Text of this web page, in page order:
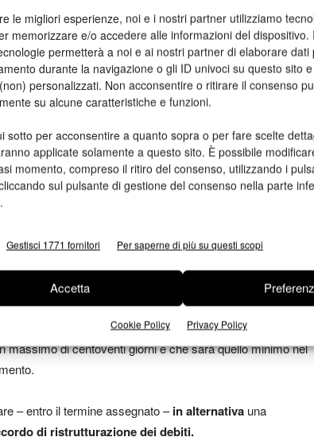
le migliori esperienze, noi e i nostri partner utilizziamo
memorizzare e/o accedere alle informazioni del dispositivo.
permetterà a noi e ai nostri partner di elaborare dati
durante la navigazione o gli ID univoci su questo sito
personalizzati. Non acconsentire o ritirare il consenso
su alcune caratteristiche e funzioni.
sotto per acconsentire a quanto sopra o per fare scelte
applicate solamente a questo sito. È possibile
momento, compreso il ritiro del consenso, utilizzando i
sul pulsante di gestione del consenso nella parte
Gestisci 1771 fornitori Per saperne di più su questi scopi
Accetta
Cookie Policy Privacy Policy
di depositare il ricorso contenente la domanda
relativi agli ultimi tre esercizi, a un elenco nominativo
che autorizza il deposito della domanda,
documentazione sopra elencata entro il termine
con riservaconsente all’imprenditore di predisporre
situazione di crisi in cui si trova l’azienda,godendo del
procedura, ossia quello di non subire azioni
ostacolare la realizzazione del piano.
bianco
di concordato con riserva, il Giudice assegna un
di centoventi giorni e che sarà quello minimo nel
– entro il termine assegnato –in alternativa una
di ristrutturazione dei debiti.